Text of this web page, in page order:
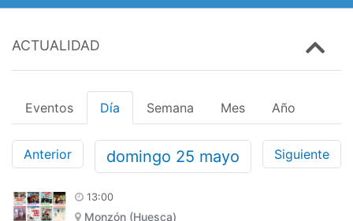
ACTUALIDAD
Eventos Día Semana Mes Año
Anterior domingo 25 mayo Siguiente
13:00
Monzón (Huesca)